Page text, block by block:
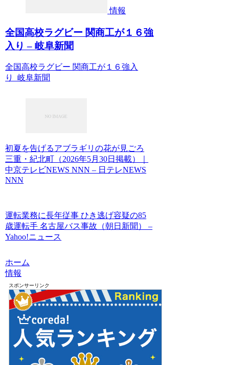
情報
全国高校ラグビー 関商工が１６強
入り – 岐阜新聞
全国高校ラグビー 関商工が１６強入
り 岐阜新聞
初夏を告げるアブラギリの花が見ごろ
三重・紀北町（2026年5月30日掲載）｜
中京テレビNEWS NNN – 日テレNEWS
NNN
運転業務に長年従事 ひき逃げ容疑の85
歳運転手 名古屋バス事故（朝日新聞） –
Yahoo!ニュース
ホーム
情報
スポンサーリンク